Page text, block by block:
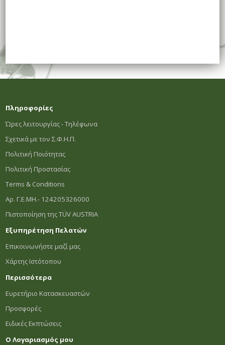
Πληροφορίες
Ώρες λειτουργίας - Τηλέφωνα
Σχετικά με τον Σ.Φ.Η.Π.
Πολιτική Ποιότητας
Πολιτική Προστασίας
Terms & Conditions
Αρ. Γ.Ε.ΜΗ.- 124205326000
Πιστοποίηση της TÜV AUSTRIA
Εξυπηρέτηση Πελατών
Επικοινωνήστε μαζί μας
Χάρτης Ιστότοπου
Περισσότερα
Ευρετήριο Κατασκευαστών
Προσφορές
Ειδικές Εκπτώσεις
Ο Λογαριασμός μου